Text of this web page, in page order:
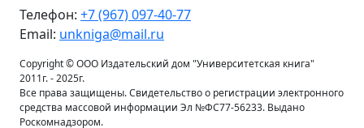
Телефон: +7 (967) 097-40-77
Email: unkniga@mail.ru
Copyright © ООО Издательский дом "Университетская книга"
2011г. - 2025г.
Все права защищены. Свидетельство о регистрации электронного
средства массовой информации Эл №ФС77-56233. Выдано
Роскомнадзором.